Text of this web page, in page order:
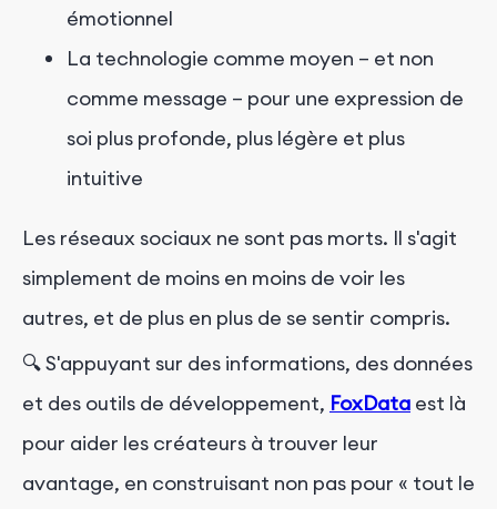
émotionnel
La technologie comme moyen – et non
comme message – pour une expression de
soi plus profonde, plus légère et plus
intuitive
Les réseaux sociaux ne sont pas morts. Il s'agit
simplement de moins en moins de voir les
autres, et de plus en plus de se sentir compris.
🔍 S'appuyant sur des informations, des données
et des outils de développement, FoxData est là
pour aider les créateurs à trouver leur
avantage, en construisant non pas pour « tout le